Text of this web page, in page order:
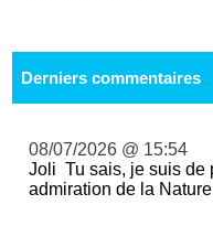
Derniers commentaires
08/07/2026 @ 15:54
Joli Tu sais, je suis de
admiration de la